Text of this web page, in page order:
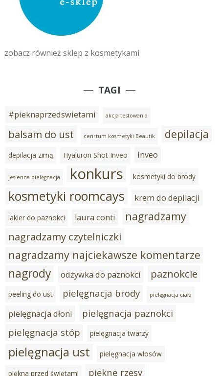
zobacz również sklep z kosmetykami
TAGI
#pieknaprzedswietami akcja testowania
balsam do ust cenrtum kosmetyki Beautik depilacja
depilacja zimą Hyaluron Shot Inveo inveo
jesienna pielęgnacja konkurs kosmetyki do brody
kosmetyki roomcays krem do depilacji
lakier do paznokci laura conti nagradzamy
nagradzamy czytelniczki
nagradzamy najciekawsze komentarze
nagrody odżywka do paznokci paznokcie
peeling do ust pielęgnacja brody pielęgnacja ciała
pielęgnacja dłoni
pielęgnacja paznokci
pielęgnacja stóp
pielęgnacja twarzy
pielęgnacja ust pielęgnacja włosów
piękna przed świętami piękne rzęsy